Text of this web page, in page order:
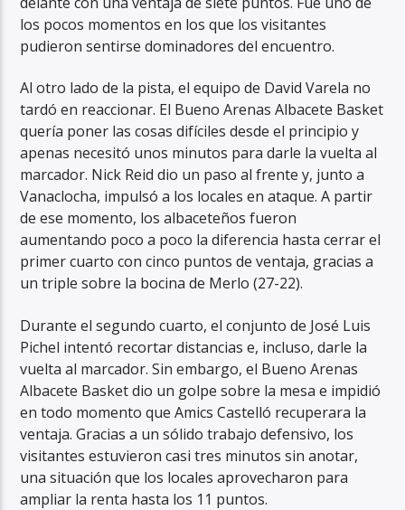
los pocos momentos en los que los visitantes
pudieron sentirse dominadores del encuentro.
Al otro lado de la pista, el equipo de David Varela no
tardó en reaccionar. El Bueno Arenas Albacete Basket
quería poner las cosas difíciles desde el principio y
apenas necesitó unos minutos para darle la vuelta al
marcador. Nick Reid dio un paso al frente y, junto a
Vanaclocha, impulsó a los locales en ataque. A partir
de ese momento, los albaceteños fueron
aumentando poco a poco la diferencia hasta cerrar el
primer cuarto con cinco puntos de ventaja, gracias a
un triple sobre la bocina de Merlo (27-22).
Durante el segundo cuarto, el conjunto de José Luis
Pichel intentó recortar distancias e, incluso, darle la
vuelta al marcador. Sin embargo, el Bueno Arenas
Albacete Basket dio un golpe sobre la mesa e impidió
en todo momento que Amics Castelló recuperara la
ventaja. Gracias a un sólido trabajo defensivo, los
visitantes estuvieron casi tres minutos sin anotar,
una situación que los locales aprovecharon para
ampliar la renta hasta los 11 puntos.